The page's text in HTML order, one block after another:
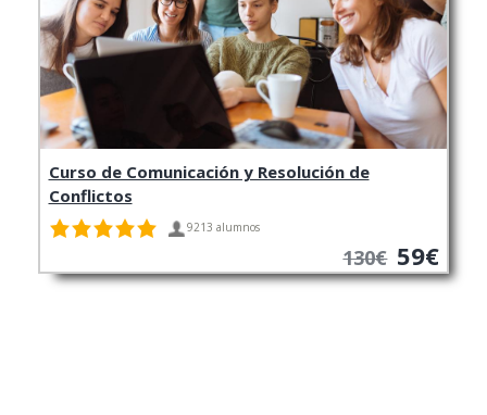
Curso de Comunicación y Resolución de
Conflictos
9213 alumnos
130€ 59€